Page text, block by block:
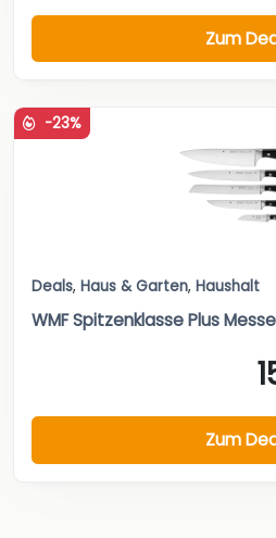
Zum
-23%
Deals, Haus & Garten, Haushalt
WMF Spitzenklasse Plus
Zum